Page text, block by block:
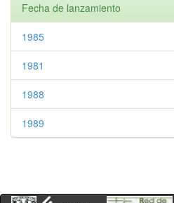
Fecha de lanzamiento
1985
1981
1988
1989